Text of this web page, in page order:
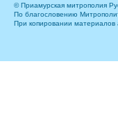
© Приамурская митрополия
По благословению
При копировании материалов